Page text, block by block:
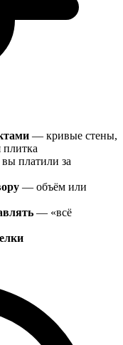
— кривые стены,
платили за
— объём или
— «всё